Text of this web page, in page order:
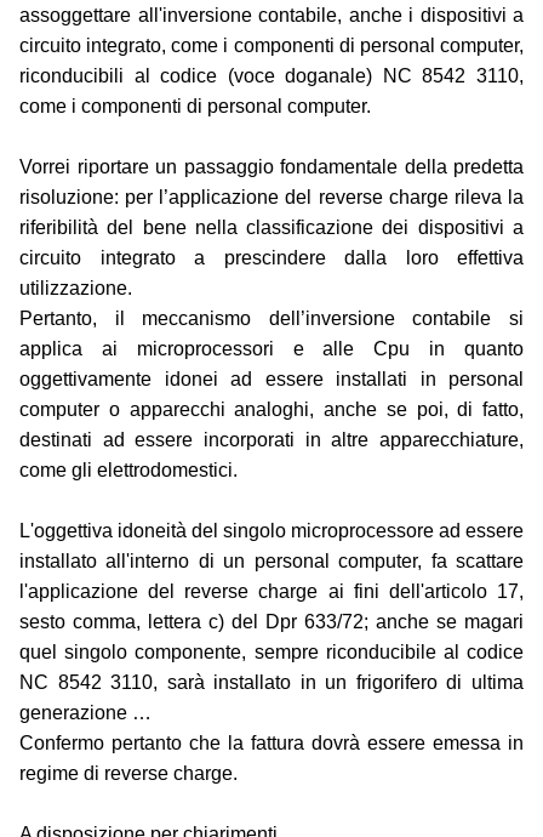
assoggettare all'inversione contabile, anche i dispositivi a
circuito integrato, come i componenti di personal computer,
riconducibili al codice (voce doganale) NC 8542 3110,
come i componenti di personal computer.
Vorrei riportare un passaggio fondamentale della predetta
risoluzione: per l’applicazione del reverse charge rileva la
riferibilità del bene nella classificazione dei dispositivi a
circuito integrato a prescindere dalla loro effettiva
utilizzazione.
Pertanto, il meccanismo dell’inversione contabile si
applica ai microprocessori e alle Cpu in quanto
oggettivamente idonei ad essere installati in personal
computer o apparecchi analoghi, anche se poi, di fatto,
destinati ad essere incorporati in altre apparecchiature,
come gli elettrodomestici.
L'oggettiva idoneità del singolo microprocessore ad essere
installato all'interno di un personal computer, fa scattare
l'applicazione del reverse charge ai fini dell'articolo 17,
sesto comma, lettera c) del Dpr 633/72; anche se magari
quel singolo componente, sempre riconducibile al codice
NC 8542 3110, sarà installato in un frigorifero di ultima
generazione …
Confermo pertanto che la fattura dovrà essere emessa in
regime di reverse charge.